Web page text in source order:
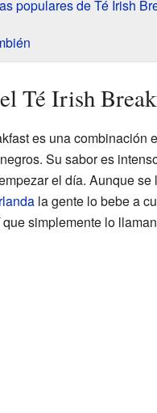
populares de Té Irish
Té Irish
es una combinación
Su sabor es
el día. Aunque
la gente lo bebe a
simplemente lo